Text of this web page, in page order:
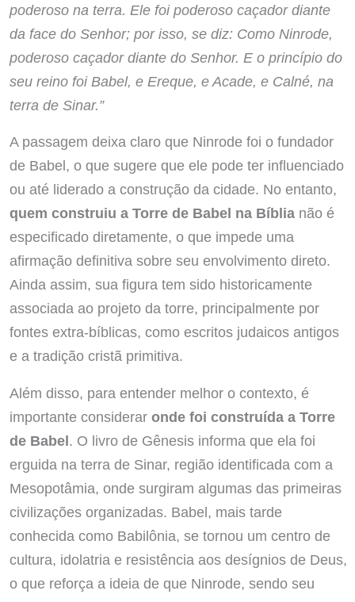
poderoso na terra. Ele foi poderoso caçador diante
da face do Senhor; por isso, se diz: Como Ninrode,
poderoso caçador diante do Senhor. E o princípio do
seu reino foi Babel, e Ereque, e Acade, e Calné, na
terra de Sinar.”
A passagem deixa claro que Ninrode foi o fundador
de Babel, o que sugere que ele pode ter influenciado
ou até liderado a construção da cidade. No entanto,
quem construiu a Torre de Babel na Bíblianão é
especificado diretamente, o que impede uma
afirmação definitiva sobre seu envolvimento direto.
Ainda assim, sua figura tem sido historicamente
associada ao projeto da torre, principalmente por
fontes extra-bíblicas, como escritos judaicos antigos
e a tradição cristã primitiva.
Além disso, para entender melhor o contexto, é
importante considerar onde foi construída a Torre
de Babel. O livro de Gênesis informa que ela foi
erguida na terra de Sinar, região identificada com a
Mesopotâmia, onde surgiram algumas das primeiras
civilizações organizadas. Babel, mais tarde
conhecida como Babilônia, se tornou um centro de
cultura, idolatria e resistência aos desígnios de Deus,
o que reforça a ideia de que Ninrode, sendo seu